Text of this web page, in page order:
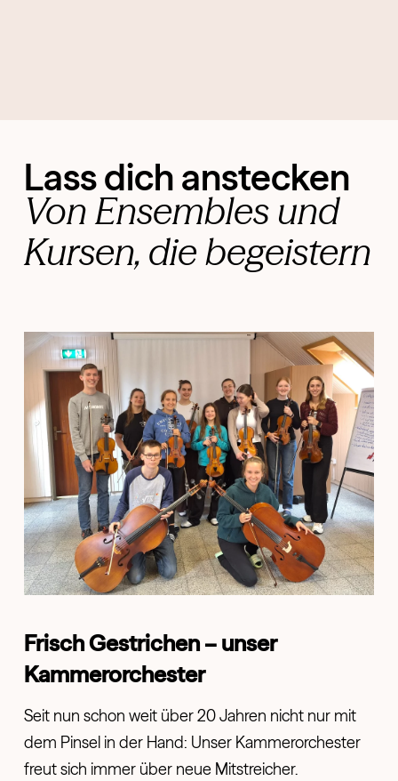
Lass dich anstecken
Von Ensembles und
Kursen, die begeistern
Frisch Gestrichen – unser
Kammerorchester
Seit nun schon weit über 20 Jahren nicht nur mit
dem Pinsel in der Hand: Unser Kammerorchester
freut sich immer über neue Mitstreicher.